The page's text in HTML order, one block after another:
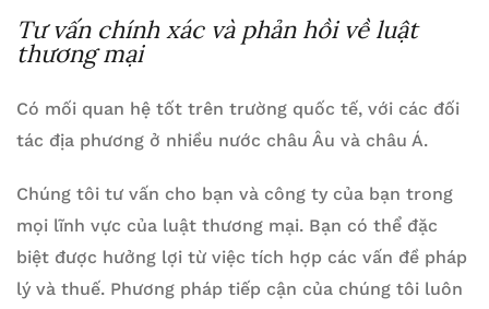
Tư vấn chính xác và phản hồi về luật
thương mại
Có mối quan hệ tốt trên trường quốc tế, với các đối
tác địa phương ở nhiều nước châu Âu và châu Á.
Chúng tôi tư vấn cho bạn và công ty của bạn trong
mọi lĩnh vực của luật thương mại. Bạn có thể đặc
biệt được hưởng lợi từ việc tích hợp các vấn đề pháp
lý và thuế. Phương pháp tiếp cận của chúng tôi luôn